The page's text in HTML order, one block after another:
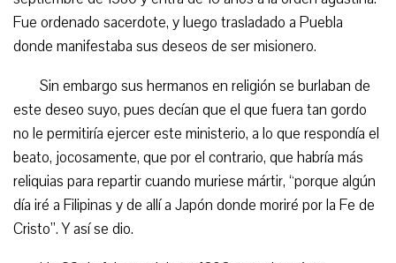
Fue ordenado sacerdote, y luego trasladado a Puebla
donde manifestaba sus deseos de ser misionero.
Sin embargo sus hermanos en religión se burlaban de
este deseo suyo, pues decían que el que fuera tan gordo
no le permitiría ejercer este ministerio, a lo que respondía el
beato, jocosamente, que por el contrario, que habría más
reliquias para repartir cuando muriese mártir, “porque algún
día iré a Filipinas y de allí a Japón donde moriré por la Fe de
Cristo”. Y asíse dio.